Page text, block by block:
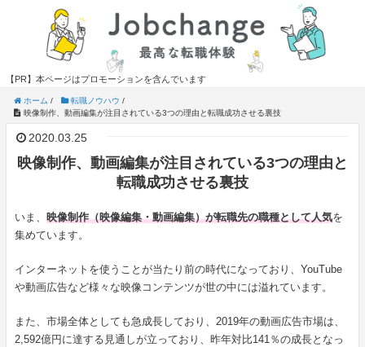
【PR】本ページはプロモーションを含んでいます
ホーム / 転職ノウハウ /
映像制作、動画編集が注目されている3つの理由と転職成功させる裏技
2020.03.25
映像制作、動画編集が注目されている3つの理由と
転職成功させる裏技
いま、 映像制作（映像編集・動画編集）が転職先の職種として人気を
集めています。
インターネットを使うことが当たり前の時代になっており、YouTube
や動画広告など様々な映像コンテンツが世の中には溢れています。
また、市場全体としても急成長しており、2019年の動画広告市場は、
2,592億円に達する見通しが立っており、昨年対比141％の成長となっ